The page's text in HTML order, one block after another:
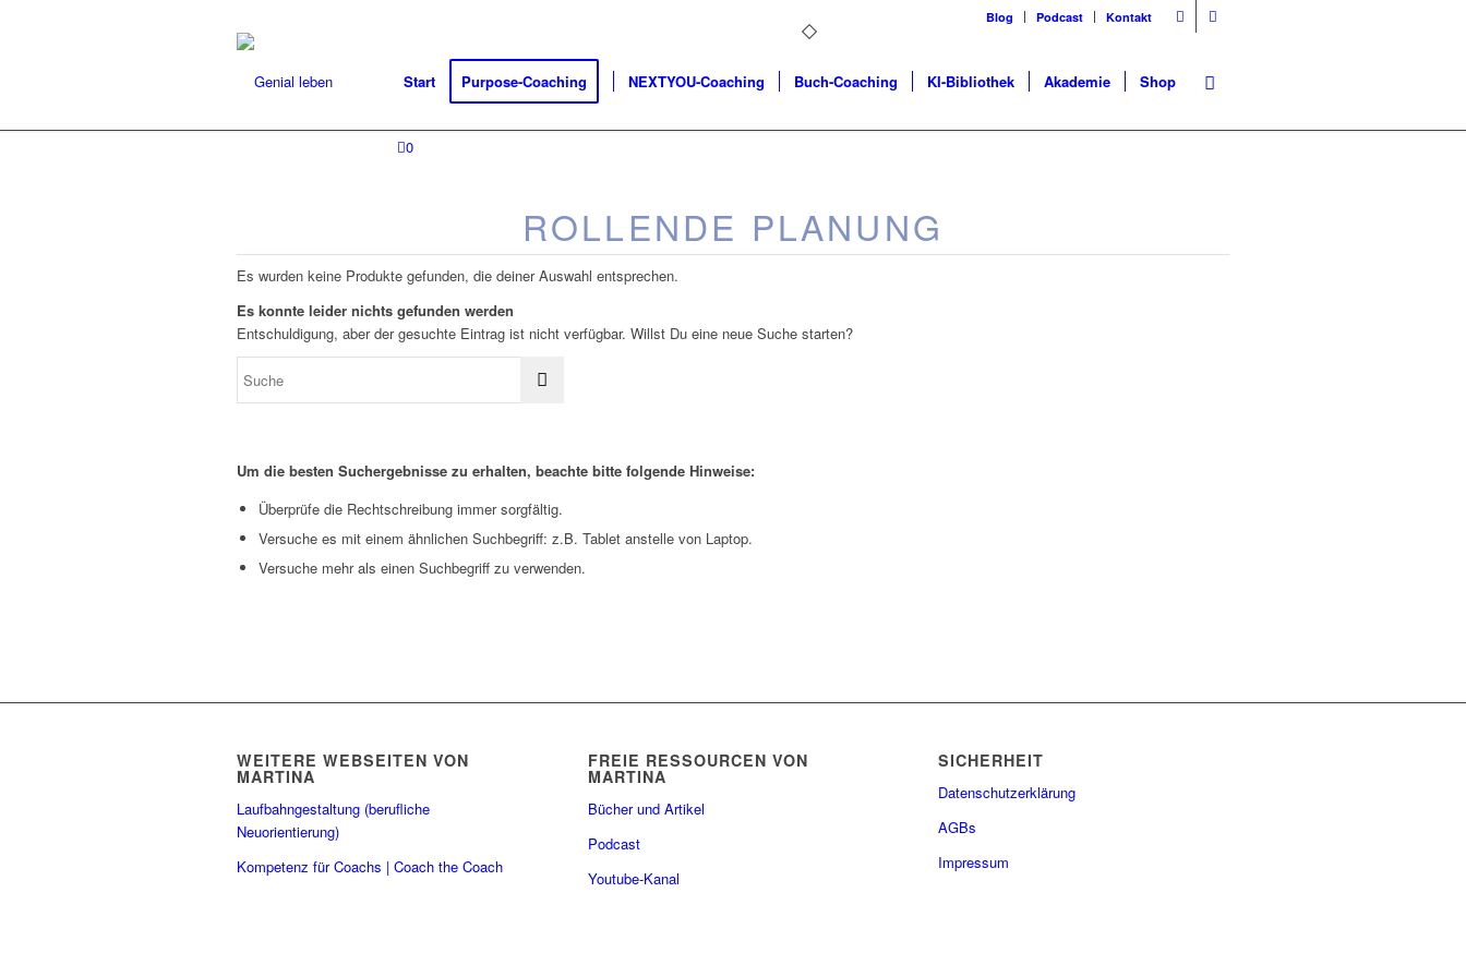
Blog Podcast Kontakt
Start Purpose-Coaching NEXTYOU-Coaching Buch-Coaching KI-Bibliothek Akademie Shop
0
ROLLENDE PLANUNG
Es wurden keine Produkte gefunden, die deiner Auswahl entsprechen.
Es konnte leider nichts gefunden werden
Entschuldigung, aber der gesuchte Eintrag ist nicht verfügbar. Willst Du eine neue Suche starten?
Um die besten Suchergebnisse zu erhalten, beachte bitte folgende Hinweise:
Überprüfe die Rechtschreibung immer sorgfältig.
Versuche es mit einem ähnlichen Suchbegriff: z.B. Tablet anstelle von Laptop.
Versuche mehr als einen Suchbegriff zu verwenden.
WEITERE WEBSEITEN VON
MARTINA
Laufbahngestaltung (berufliche
Neuorientierung)
Kompetenz für Coachs | Coach the Coach
FREIE RESSOURCEN VON
MARTINA
Bücher und Artikel
Podcast
Youtube-Kanal
SICHERHEIT
Datenschutzerklärung
AGBs
Impressum